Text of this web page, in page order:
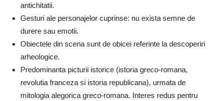
antichitatii.
Gesturi ale personajelor cuprinse: nu exista semne de
durere sau emotii.
Obiectele din scena sunt de obicei referinte la descoperiri
arheologice.
Predominanta picturii istorice (istoria greco-romana,
revolutia franceza si istoria republicana), urmata de
mitologia alegorica greco-romana. Interes redus pentru